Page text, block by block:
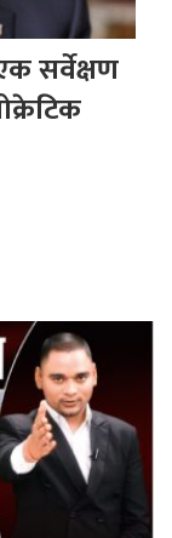
सर्वेक्षण